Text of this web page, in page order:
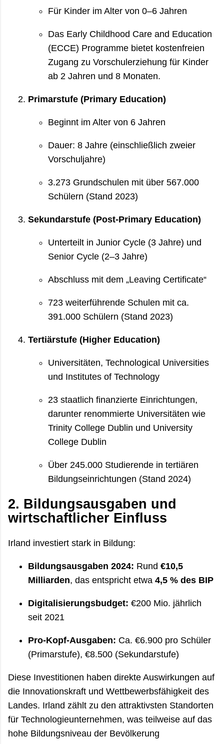
Für Kinder im Alter von 0–6 Jahren
Das Early Childhood Care and Education
(ECCE) Programme bietet kostenfreien
Zugang zu Vorschulerziehung für Kinder
ab 2 Jahren und 8 Monaten.
Primarstufe (Primary Education)
Beginnt im Alter von 6 Jahren
Dauer: 8 Jahre (einschließlich zweier
Vorschuljahre)
3.273 Grundschulen mit über 567.000
Schülern (Stand 2023)
Sekundarstufe (Post-Primary Education)
Unterteilt in Junior Cycle (3 Jahre) und
Senior Cycle (2–3 Jahre)
Abschluss mit dem „Leaving Certificate“
723 weiterführende Schulen mit ca.
391.000 Schülern (Stand 2023)
Tertiärstufe (Higher Education)
Universitäten, Technological Universities
und Institutes of Technology
23 staatlich finanzierte Einrichtungen,
darunter renommierte Universitäten wie
Trinity College Dublin und University
College Dublin
Über 245.000 Studierende in tertiären
Bildungseinrichtungen (Stand 2024)
2. Bildungsausgaben und
wirtschaftlicher Einfluss
Irland investiert stark in Bildung:
Bildungsausgaben 2024: Rund €10,5
Milliarden, das entspricht etwa 4,5 % des BIP
Digitalisierungsbudget: €200 Mio. jährlich
seit 2021
Pro-Kopf-Ausgaben: Ca. €6.900 pro Schüler
(Primarstufe), €8.500 (Sekundarstufe)
Diese Investitionen haben direkte Auswirkungen auf
die Innovationskraft und Wettbewerbsfähigkeit des
Landes. Irland zählt zu den attraktivsten Standorten
für Technologieunternehmen, was teilweise auf das
hohe Bildungsniveau der Bevölkerung